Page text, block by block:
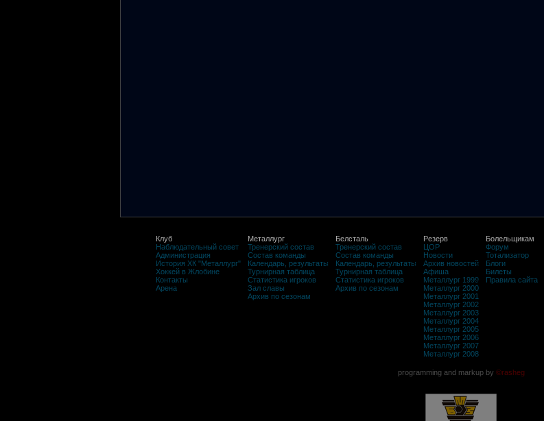
Клуб
Наблюдательный совет
Администрация
История ХК "Металлург"
Хоккей в Жлобине
Контакты
Арена
Металлург
Тренерский состав
Состав команды
Календарь, результаты
Турнирная таблица
Статистика игроков
Зал славы
Архив по сезонам
Белсталь
Тренерский состав
Состав команды
Календарь, результаты
Турнирная таблица
Статистика игроков
Архив по сезонам
Резерв
ЦОР
Новости
Архив новостей
Афиша
Металлург 1999
Металлург 2000
Металлург 2001
Металлург 2002
Металлург 2003
Металлург 2004
Металлург 2005
Металлург 2006
Металлург 2007
Металлург 2008
Болельщикам
Форум
Тотализатор
Блоги
Билеты
Правила сайта
programming and markup by ©rasheg